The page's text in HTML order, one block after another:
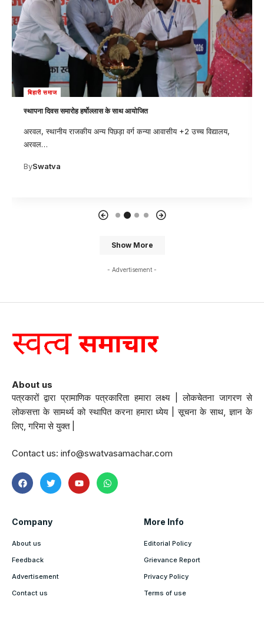
बिहारी समाज
स्थापना दिवस समारोह हर्षोल्लास के साथ आयोजित
अरवल, स्थानीय राजकीय अन्य पिछड़ा वर्ग कन्या आवासीय +2 उच्च विद्यालय,
अरवल…
BySwatva
Show More
- Advertisement -
About us
पत्रकारों द्वारा प्रामाणिक पत्रकारिता हमारा लक्ष्य | लोकचेतना जागरण से
लोकसत्ता के सामर्थ्य को स्थापित करना हमारा ध्येय | सूचना के साथ, ज्ञान के
लिए, गरिमा से युक्त |
Contact us: info@swatvasamachar.com
Company
About us
Feedback
Advertisement
Contact us
More Info
Editorial Policy
Grievance Report
Privacy Policy
Terms of use